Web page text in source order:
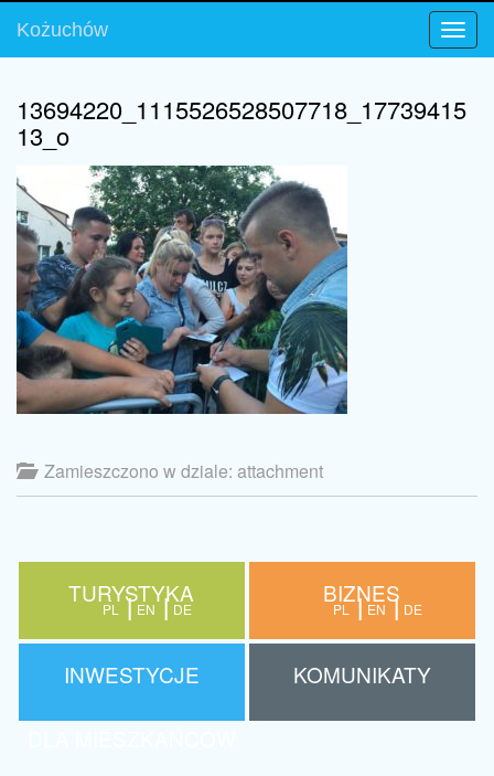
Kożuchów
13694220_1115526528507718_17739415
13_o
Zamieszczono w dziale: attachment
TURYSTYKA
PL EN DE
BIZNES
PL EN DE
INWESTYCJE KOMUNIKATY